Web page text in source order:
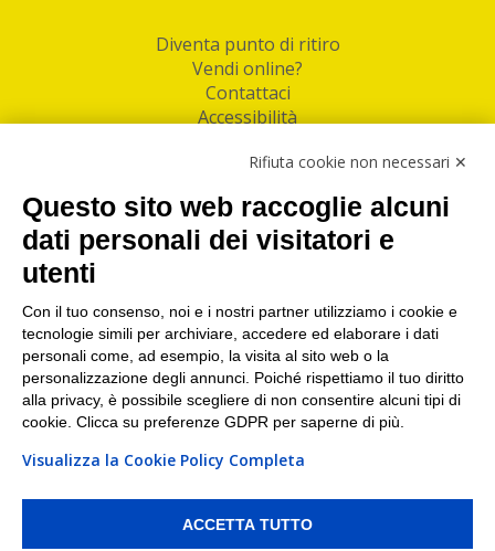
Diventa punto di ritiro
Vendi online?
Contattaci
Accessibilità
Facebook
Linkedin
I nostri punti di ritiro e spedizione pacchi nelle
maggiori città italiane
Torino|Milano|Roma|Bologna|Firenze| Genova
Napoli|Varese
PI/CF/N°Iscr.: 10821360012 | REA: RM 1494760 | Cap.Soc.: 50.000€ |
Whistleblowing|Privacy |Preferenze Cookies
Rifiuta cookie non necessari ✕
Questo sito web raccoglie alcuni
dati personali dei visitatori e
utenti
Con il tuo consenso, noi e i nostri partner utilizziamo i cookie e
tecnologie simili per archiviare, accedere ed elaborare i dati
personali come, ad esempio, la visita al sito web o la
personalizzazione degli annunci. Poiché rispettiamo il tuo diritto
alla privacy, è possibile scegliere di non consentire alcuni tipi di
cookie. Clicca su preferenze GDPR per saperne di più.
Visualizza la Cookie Policy Completa
ACCETTA TUTTO